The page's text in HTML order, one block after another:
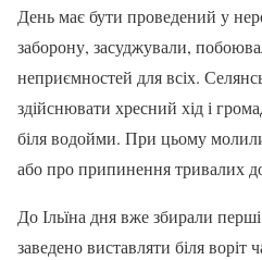
День має бути проведений у
заборону, засуджували,
неприємностей для всіх.
здійснювати хресний хід і
біля водойми. При цьому
або про припинення тривалих
До Ільїна дня вже збирали
заведено виставляти біля